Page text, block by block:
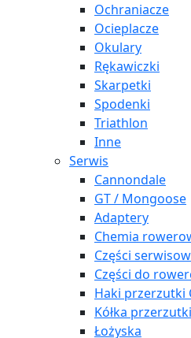
Ochraniacze
Ocieplacze
Okulary
Rękawiczki
Skarpetki
Spodenki
Triathlon
Inne
Serwis
Cannondale
GT / Mongoose
Adaptery
Chemia
Części
Części do
Haki przerzutki
Kółka przerzutki
Łożyska